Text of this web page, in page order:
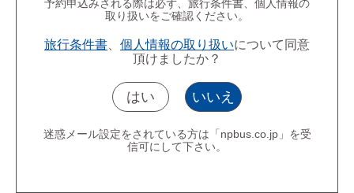
予約申込みされる際は必ず、旅行条件書、個人情報の
取り扱いをご確認ください。
旅行条件書 個人情報の取り扱いについて同意
頂けましたか？
はい いいえ
迷惑メール設定をされている方は「npbus.co.jp」を受
信可にして下さい。